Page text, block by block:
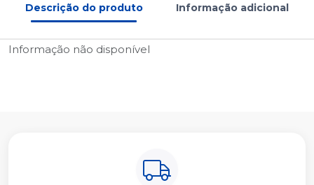
Descrição do produto Informação adicional
Informação não disponível